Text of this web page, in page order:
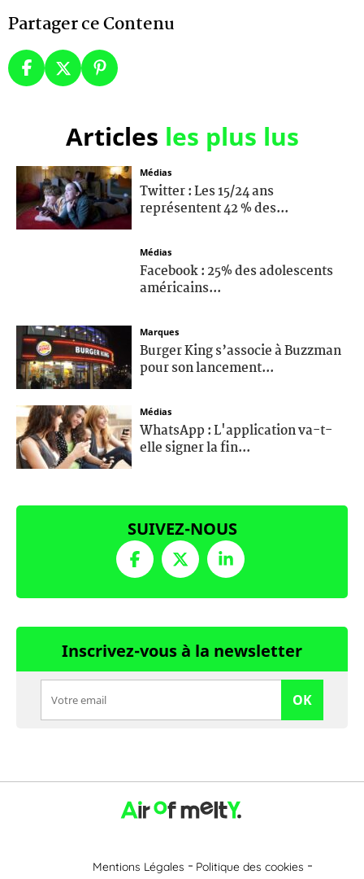
Partager ce Contenu
Articles les plus lus
Médias
Twitter : Les 15/24 ans
représentent 42 % des...
Médias
Facebook : 25% des adolescents
américains...
Marques
Burger King s’associe à Buzzman
pour son lancement...
Médias
WhatsApp : L'application va-t-
elle signer la fin...
SUIVEZ-NOUS
Inscrivez-vous à la newsletter
OK
Mentions Légales
Politique des cookies